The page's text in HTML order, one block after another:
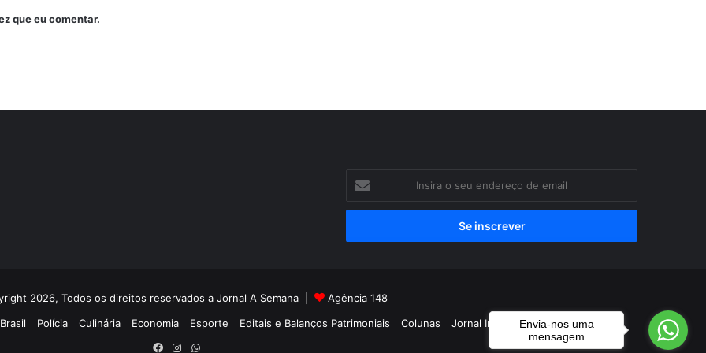
que eu comentar.
seu
de
2026, Todos os direitos reservados a Jornal A Semana |
Agência 148
Brasil
Polícia Culinária Economia Esporte Editais e Balanços Patrimoniais Colunas
Jornal Impresso
Facebook
Instagram
WhatsApp
Envia-nos uma
mensagem